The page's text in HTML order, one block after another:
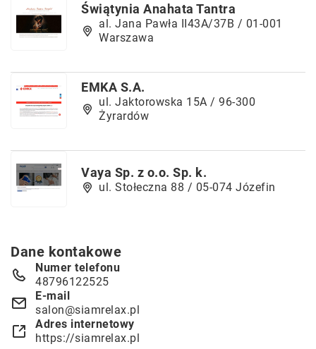
Świątynia Anahata Tantra
al. Jana Pawła II43A/37B / 01-001
Warszawa
EMKA S.A.
ul. Jaktorowska 15A / 96-300
Żyrardów
Vaya Sp. z o.o. Sp. k.
ul. Stołeczna 88 / 05-074 Józefin
Dane kontakowe
Numer telefonu
48796122525
E-mail
salon@siamrelax.pl
Adres internetowy
https://siamrelax.pl